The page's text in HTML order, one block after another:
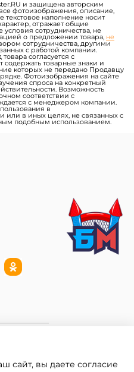
и защищена авторским
фотоизображения, описание,
текстовое наполнение носит
отражает общие
сотрудничества, не
о предложении товара, не
сотрудничества, другими
с работой компании.
согласуется с
товарные знаки и
которых не передано Продавцу
Фотоизображения на сайте
спроса на конкретный
Возможность
соответствии с
с менеджером компании.
в
или в иных целях, не связанных с
подобным использованием.
сайт, вы даете согласие